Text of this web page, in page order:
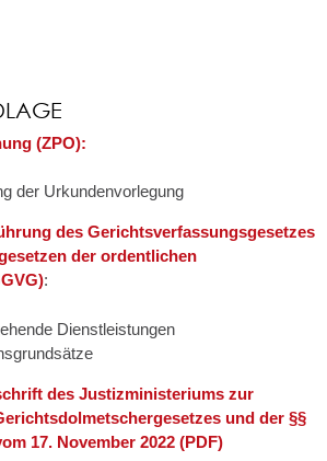
(ZPO):
der Urkundenvorlegung
des Gerichtsverfassungsgesetzes
der ordentlichen
:
Dienstleistungen
des Justizministeriums zur
und der §§
17. November 2022 (PDF)